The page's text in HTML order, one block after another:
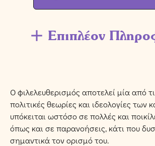
Επιπλέον
Ο φιλελευθερισμός αποτελεί μία από
πολιτικές θεωρίες και ιδεολογίες των
υπόκειται ωστόσο σε πολλές και
όπως και σε παρανοήσεις, κάτι που
σημαντικά τον ορισμό του.